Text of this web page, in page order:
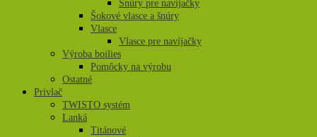
Šnúry pre navíjačky
Šokové vlasce a šnúry
Vlasce
Vlasce pre navíjačky
Výroba boilies
Pomôcky na výrobu
Ostatné
Prívlač
TWISTO systém
Lanká
Titánové